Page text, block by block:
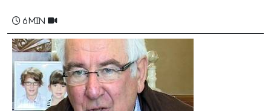
6 min